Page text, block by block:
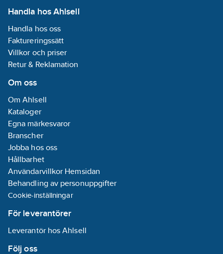
Handla hos Ahlsell
Handla hos oss
Faktureringssätt
Villkor och priser
Retur & Reklamation
Om oss
Om Ahlsell
Kataloger
Egna märkesvaror
Branscher
Jobba hos oss
Hållbarhet
Användarvillkor Hemsidan
Behandling av personuppgifter
Cookie-inställningar
För leverantörer
Leverantör hos Ahlsell
Följ oss